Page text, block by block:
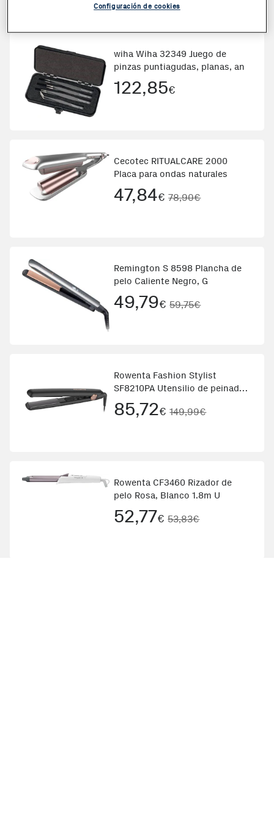
wiha Wiha 32349 Juego de
pinzas puntiagudas, planas, an
122,85€
Cecotec RITUALCARE 2000
Placa para ondas naturales
47,84€ 78,90€
Remington S 8598 Plancha de
pelo Caliente Negro, G
49,79€ 59,75€
Rowenta Fashion Stylist
SF8210PA Utensilio de peinado
Plancha de pelo Caliente Negro,
Latón
85,72€ 149,99€
Rowenta CF3460 Rizador de
pelo Rosa, Blanco 1.8m U
52,77€ 53,83€
Configuración de cookies